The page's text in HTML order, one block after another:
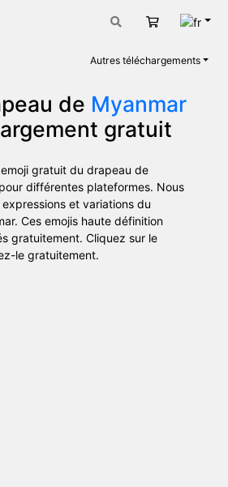
Panier
Autres téléchargements
de Myanmar
gratuit
gratuit du drapeau de
différentes plateformes. Nous
et variations du
Ces emojis haute définition
gratuitement. Cliquez sur le
le gratuitement.